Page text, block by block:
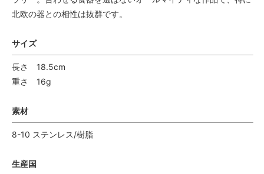
北欧の器との相性は抜群です。
サイズ
長さ 18.5cm
重さ 16g
素材
8-10 ステンレス/樹脂
生産国